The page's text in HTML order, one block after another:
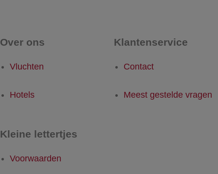
Over ons
Vluchten
Hotels
Klantenservice
Contact
Meest gestelde vragen
Kleine lettertjes
Voorwaarden